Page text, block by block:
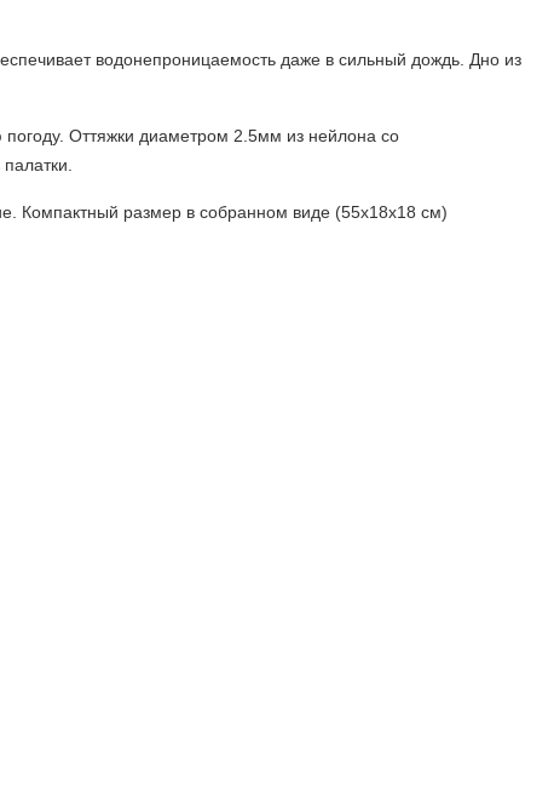
водонепроницаемость даже в сильный дождь. Дно из
Оттяжки диаметром 2.5мм из нейлона со
Компактный размер в собранном виде (55х18х18 см)